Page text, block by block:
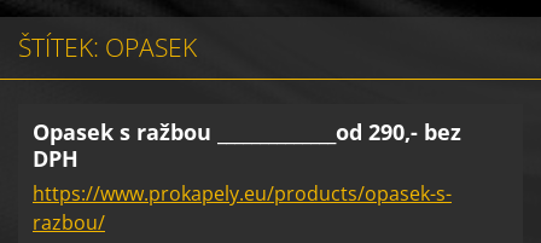
ŠTÍTEK: OPASEK
Opasek s ražbou ______________od 290,- bez
DPH
https://www.prokapely.eu/products/opasek-s-
razbou/